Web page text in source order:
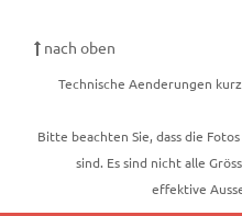
nach oben
Technische Aenderungen
Bitte beachten Sie, dass die
sind. Es sind nicht alle
effektive